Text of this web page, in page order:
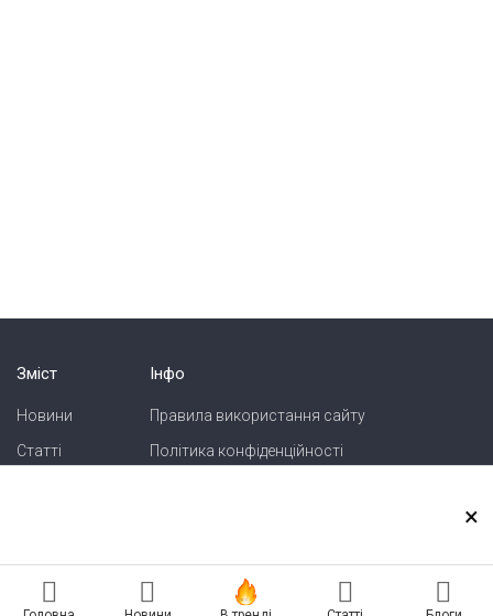
Зміст
Новини
Статті
Інфо
Правила використання сайту
Політика конфіденційності
Реклама на сайті
×